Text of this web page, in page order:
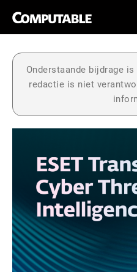
Onderstaande bijdrage
redactie is niet